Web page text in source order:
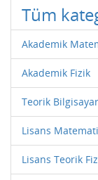
Tüm
Akademik
Akademik Fizik
Teorik
Lisans
Lisans Teorik